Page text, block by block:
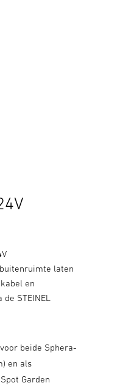
laten
en
STEINEL
beide Sphera-
en als
Garden